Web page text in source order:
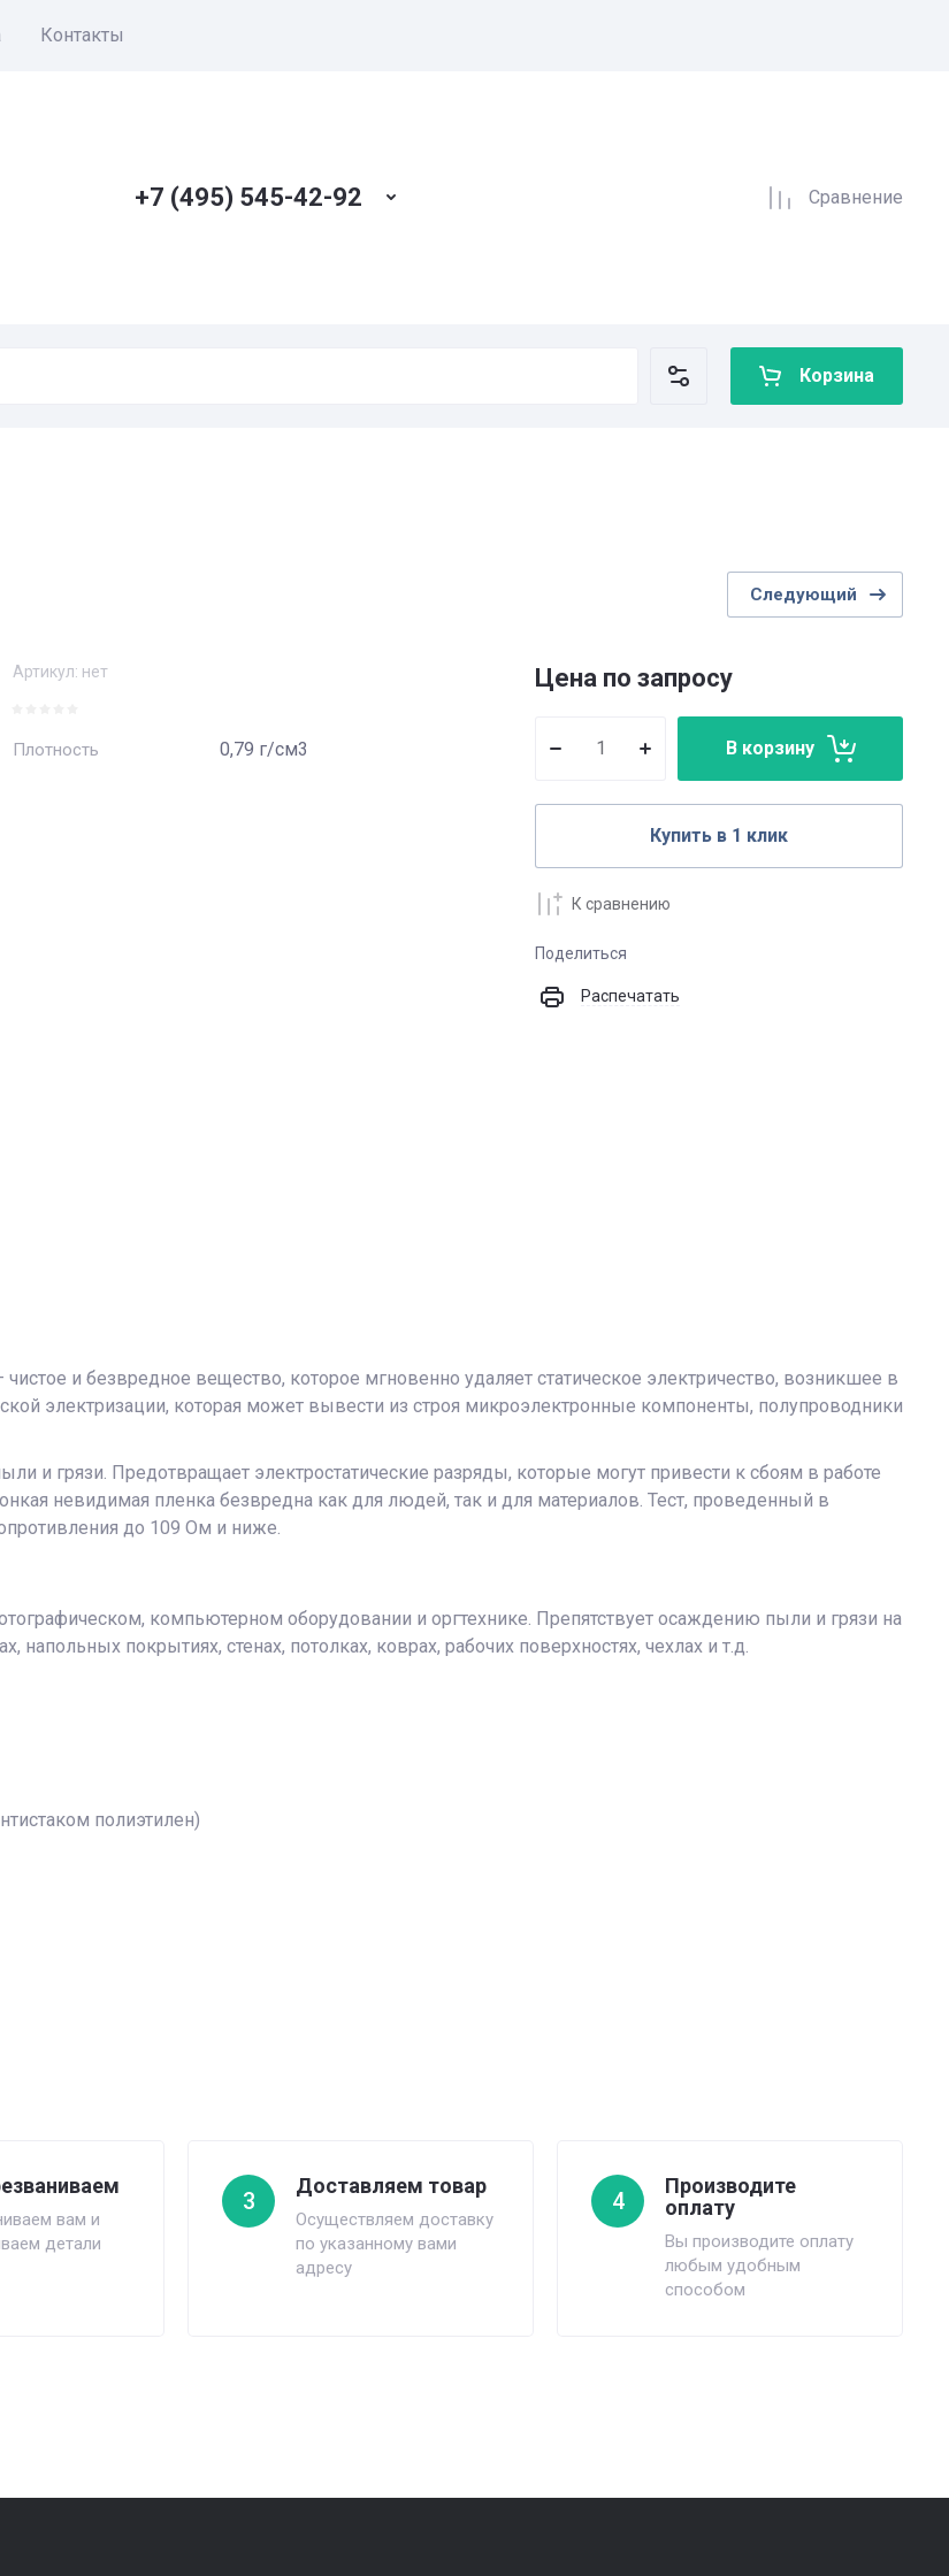
Контакты
+7 (495) 545-42-92 Сравнение
Корзина
Следующий
Артикул: нет
Плотность 0,79 г/см3
Цена по запросу
В корзину
Купить в 1 клик
К сравнению
Поделиться
Распечатать
чистое и безвредное вещество, которое мгновенно удаляет статическое электричество, возникшее в
электризации, которая может вывести из строя микроэлектронные компоненты, полупроводники
и грязи. Предотвращает электростатические разряды, которые могут привести к сбоям в работе
невидимая пленка безвредна как для людей, так и для материалов. Тест, проведенный в
до 109 Ом и ниже.
компьютерном оборудовании и оргтехнике. Препятствует осаждению пыли и грязи на
напольных покрытиях, стенах, потолках, коврах, рабочих поверхностях, чехлах и т.д.
полиэтилен)
вам и
детали
3
Доставляем товар
Осуществляем доставку
по указанному вами
адресу
4
Производите
оплату
Вы производите оплату
любым удобным
способом